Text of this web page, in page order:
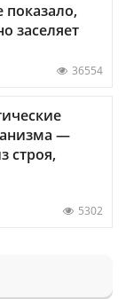
показало,
заселяет
36554
—
строя,
5302